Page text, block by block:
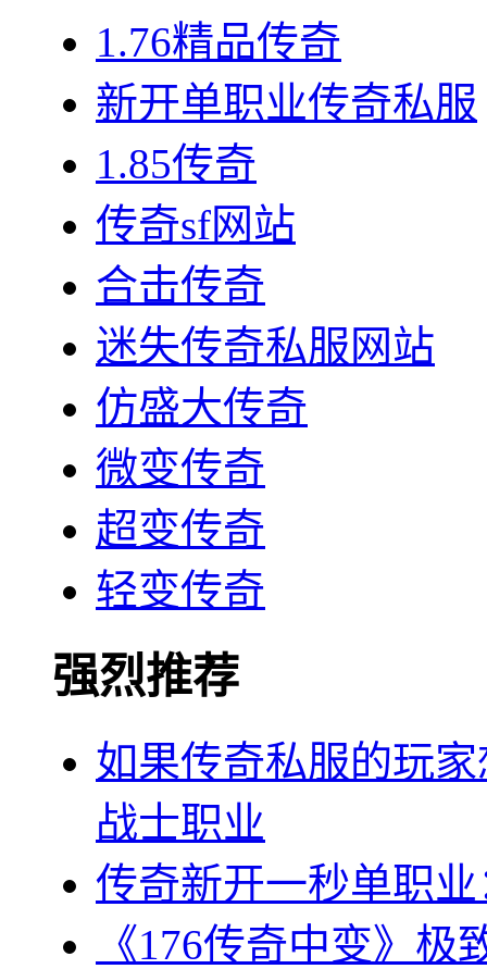
1.76精品传奇
新开单职业传奇私服
1.85传奇
传奇sf网站
合击传奇
迷失传奇私服网站
仿盛大传奇
微变传奇
超变传奇
轻变传奇
强烈推荐
如果传奇私服的玩
战士职业
传奇新开一秒单职
《176传奇中变》